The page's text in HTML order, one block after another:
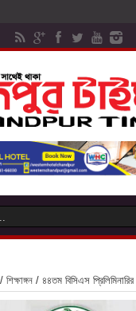
/ শিক্ষাঙ্গন / ৪৪তম বিসিএস